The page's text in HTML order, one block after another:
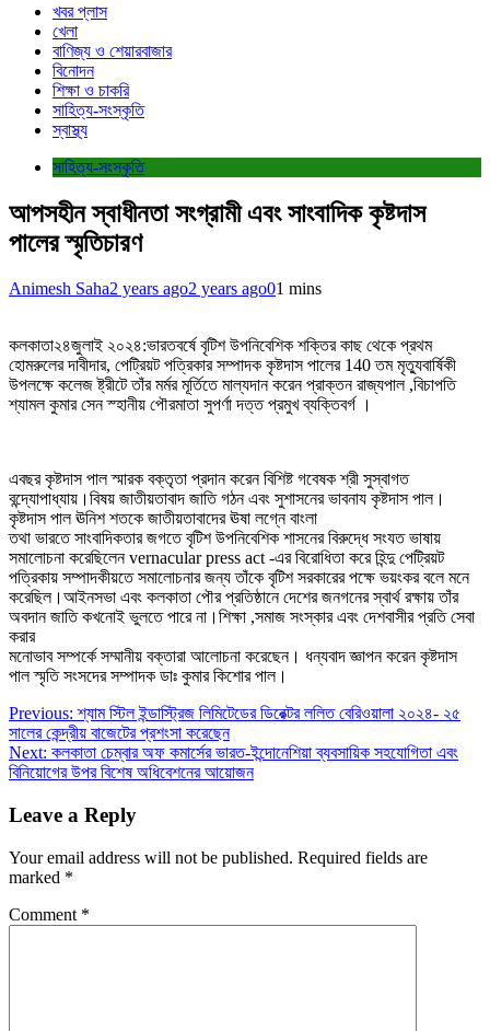
খবর প্লাস
খেলা
বাণিজ্য ও শেয়ারবাজার
বিনোদন
শিক্ষা ও চাকরি
সাহিত্য-সংস্কৃতি
স্বাস্থ্য
সাহিত্য-সংস্কৃতি
আপসহীন স্বাধীনতা সংগ্রামী এবং সাংবাদিক কৃষ্টদাস
পালের স্মৃতিচারণ
Animesh Saha2 years ago2 years ago01 mins
কলকাতা২৪জুলাই ২০২৪:ভারতবর্ষে বৃটিশ উপনিবেশিক শক্তির কাছ থেকে প্রথম
হোমরুলের দাবীদার, পেট্রিয়ট পত্রিকার সম্পাদক কৃষ্টদাস পালের 140 তম মৃত্যুবার্ষিকী
উপলক্ষে কলেজ ষ্ট্রীটে তাঁর মর্মর মূর্তিতে মাল্যদান করেন প্রাক্তন রাজ্যপাল ,বিচাপতি
শ্যামল কুমার সেন স্হানীয় পৌরমাতা সুপর্ণা দত্ত প্রমুখ ব্যক্তিবর্গ ।
এবছর কৃষ্টদাস পাল স্মারক বক্তৃতা প্রদান করেন বিশিষ্ট গবেষক শ্রী সুস্বাগত
বন্দ্যোপাধ্যায়।বিষয় জাতীয়তাবাদ জাতি গঠন এবং সুশাসনের ভাবনায কৃষ্টদাস পাল।
কৃষ্টদাস পাল ঊনিশ শতকে জাতীয়তাবাদের ঊষা লগ্নে বাংলা
তথা ভারতে সাংবাদিকতার জগতে বৃটিশ উপনিবেশিক শাসনের বিরুদ্ধে সংযত ভাষায়
সমালোচনা করেছিলেন vernacular press act -এর বিরোধিতা করে হিন্দু পেট্রিয়ট
পত্রিকায় সম্পাদকীয়তে সমালোচনার জন্য তাঁকে বৃটিশ সরকারের পক্ষে ভয়ংকর বলে মনে
করেছিল।আইনসভা এবং কলকাতা পৌর প্রতিষ্ঠানে দেশের জনগনের স্বার্থ রক্ষায় তাঁর
অবদান জাতি কখনোই ভুলতে পারে না।শিক্ষা ,সমাজ সংস্কার এবং দেশবাসীর প্রতি সেবা
করার
মনোভাব সম্পর্কে সম্মানীয় বক্তারা আলোচনা করেছেন। ধন্যবাদ জ্ঞাপন করেন কৃষ্টদাস
পাল স্মৃতি সংসদের সম্পাদক ডাঃ কুমার কিশোর পাল।
Post
navigation
Previous: শ্যাম স্টিল ইন্ডাস্ট্রিজ লিমিটেডের ডিরেক্টর ললিত বেরিওয়ালা ২০২৪- ২৫
সালের কেন্দ্রীয় বাজেটের প্রশংসা করেছেন
Next: কলকাতা চেম্বার অফ কমার্সের ভারত-ইন্দোনেশিয়া ব্যবসায়িক সহযোগিতা এবং
বিনিয়োগের উপর বিশেষ অধিবেশনের আয়োজন
Leave a Reply
Your email address will not be published. Required fields are
marked *
Comment *